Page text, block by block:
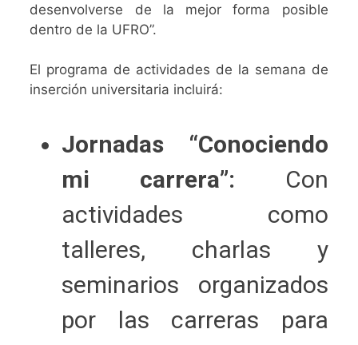
desenvolverse de la mejor forma posible
dentro de la UFRO”.
El programa de actividades de la semana de
inserción universitaria incluirá:
Jornadas “Conociendo
mi carrera”: Con
actividades como
talleres, charlas y
seminarios organizados
por las carreras para